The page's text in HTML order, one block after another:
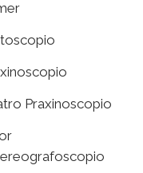
Praxinoscopio